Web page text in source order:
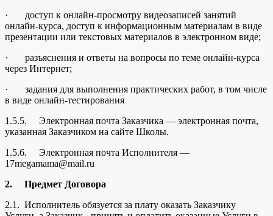
· доступ к онлайн-просмотру видеозаписей занятий
онлайн-курса, доступ к информационным материалам в виде
презентации или текстовых материалов в электронном виде;
· разъяснения и ответы на вопросы по теме онлайн-курса
через Интернет;
· задания для выполнения практических работ, в том числе
в виде онлайн-тестирования
1.5.5. Электронная почта Заказчика — электронная почта,
указанная Заказчиком на сайте Школы.
1.5.6. Электронная почта Исполнителя —
17megamama@mail.ru
2. Предмет Договора
2.1. Исполнитель обязуется за плату оказать Заказчику